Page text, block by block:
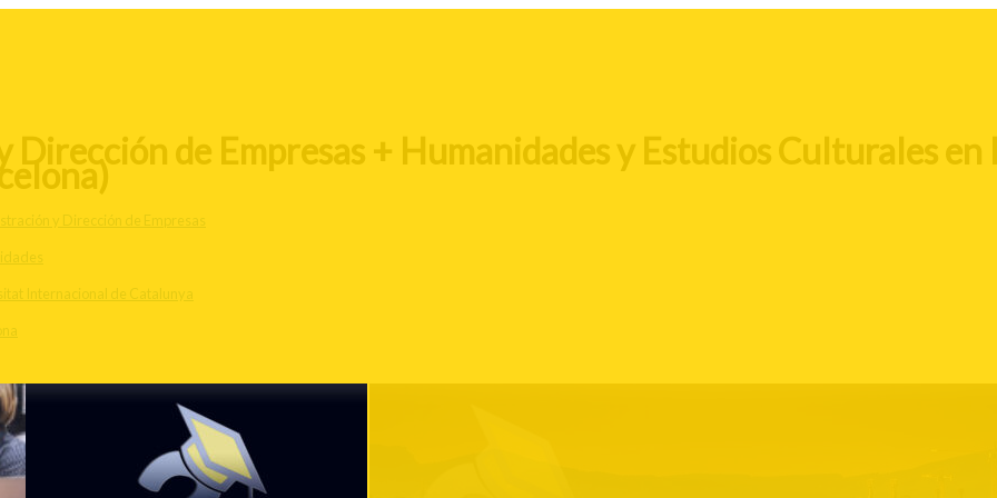
de Empresas + Humanidades y Estudios Culturales
y Dirección de Empresas
Internacional de Catalunya